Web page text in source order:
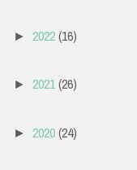
► 2022(16)
► 2021(26)
► 2020(24)